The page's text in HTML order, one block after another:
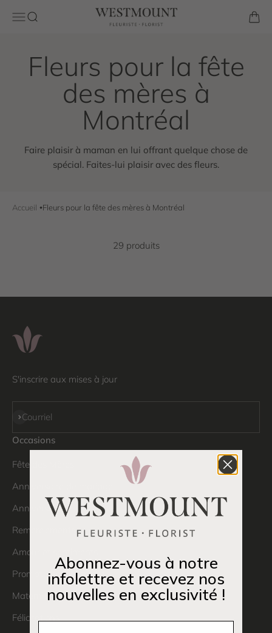
Ouvrir la navigation
Ouvrir la rechercheWestmount Florist Voir
Faire plaisir à maman en lui offrant quelque chose de
spécial. Faites-lui plaisir avec des fleurs.
Accueil Fleurs pour la fête des mères à Montréal
29 produits
S'inscrire aux mises à jour
Courriel
S'inscrire
Occasions
Fête des Mères
Anniversaire de mariage
Anniversaire
Remerciements
Amour et sentiments
Prompt rétablissement
Maternité
Félicitations
Abonnez-vous à notre
infolettre et recevez nos
nouvelles en exclusivité !